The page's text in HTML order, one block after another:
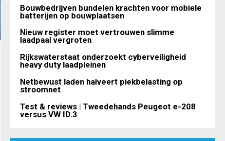
Bouwbedrijven bundelen krachten voor mobiele
batterijen op bouwplaatsen
Nieuw register moet vertrouwen slimme
laadpaal vergroten
Rijkswaterstaat onderzoekt cyberveiligheid
heavy duty laadpleinen
Netbewust laden halveert piekbelasting op
stroomnet
Test & reviews | Tweedehands Peugeot e-208
versus VW ID.3